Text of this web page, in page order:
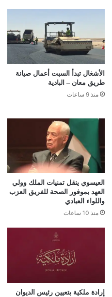
الأشغال تبدأ السبت أعمال صيانة
طريق معان – البادية
منذ 9 ساعات
العيسوي ينقل تمنيات الملك وولي
العهد بموفور الصحة للفريق العزب
واللواء العبادي
منذ 10 ساعات
إرادة ملكية بتعيين رئيس الديوان